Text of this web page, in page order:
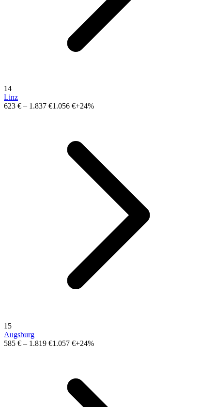
14
Linz
623 € – 1.837 €1.056 €+24%
15
Augsburg
585 € – 1.819 €1.057 €+24%